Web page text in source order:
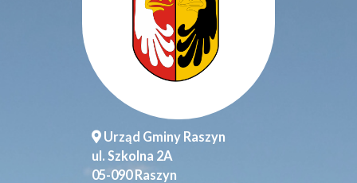
Urząd Gminy Raszyn
ul. Szkolna 2A
05-090 Raszyn